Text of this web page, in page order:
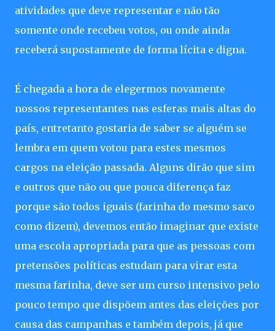
atividades que deve representar e não tão
somente onde recebeu votos, ou onde ainda
receberá supostamente de forma lícita e digna.
É chegada a hora de elegermos novamente
nossos representantes nas esferas mais altas do
país, entretanto gostaria de saber se alguém se
lembra em quem votou para estes mesmos
cargos na eleição passada. Alguns dirão que sim
e outros que não ou que pouca diferença faz
porque são todos iguais (farinha do mesmo saco
como dizem), devemos então imaginar que existe
uma escola apropriada para que as pessoas com
pretensões políticas estudam para virar esta
mesma farinha, deve ser um curso intensivo pelo
pouco tempo que dispõem antes das eleições por
causa das campanhas e também depois, já que